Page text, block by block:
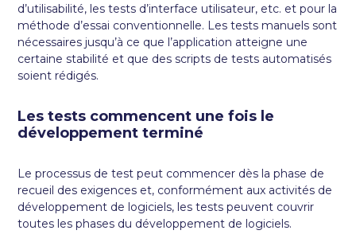
d’utilisabilité, les tests d’interface utilisateur, etc. et pour la
méthode d’essai conventionnelle. Les tests manuels sont
nécessaires jusqu’à ce que l’application atteigne une
certaine stabilité et que des scripts de tests automatisés
soient rédigés.
Les tests commencent une fois le
développement terminé
Le processus de test peut commencer dès la phase de
recueil des exigences et, conformément aux activités de
développement de logiciels, les tests peuvent couvrir
toutes les phases du développement de logiciels.